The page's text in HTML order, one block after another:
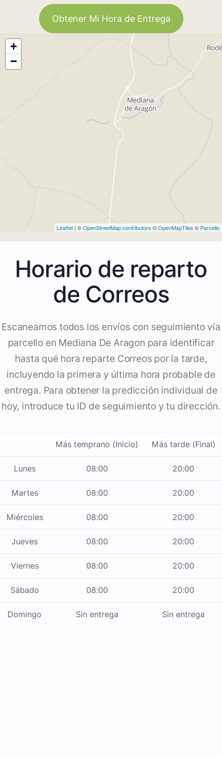
Obtener Mi Hora de Entrega
+
−
Leaflet | ©OpenStreetMap contributors ©OpenMapTiles © Parcello
Horario de reparto
de Correos
Escaneamos todos los envíos con seguimiento vía
parcello en Mediana De Aragon para identificar
hasta qué hora reparte Correos por la tarde,
incluyendo la primera y última hora probable de
entrega. Para obtener la predicción individual de
hoy, introduce tu ID de seguimiento y tu dirección.
Más temprano (Inicio) Más tarde (Final)
Lunes 08:00 20:00
Martes 08:00 20:00
Miércoles 08:00 20:00
Jueves 08:00 20:00
Viernes 08:00 20:00
Sábado 08:00 20:00
Domingo Sin entrega Sin entrega